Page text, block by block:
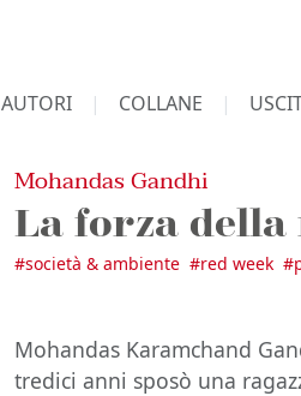
AUTORI COLLANE
Mohandas Gandhi
La forza della
#società & ambiente #red week #
Mohandas Karamchand
tredici anni sposò una